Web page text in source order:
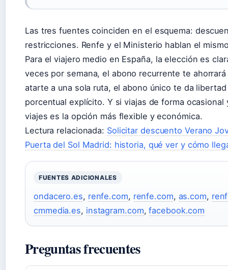
Las tres fuentes coinciden en el esquema:
restricciones. Renfe y el Ministerio hablan el
Para el viajero medio en España, la elección es
veces por semana, el abono recurrente te
atarte a una sola ruta, el abono único te da
porcentual explícito. Y si viajas de forma
viajes es la opción más flexible y económica.
Lectura relacionada: Solicitar descuento Verano
Puerta del Sol Madrid: historia, qué ver y cómo
FUENTES ADICIONALES
ondacero.es, renfe.com, renfe.com, as.com,
cmmedia.es, instagram.com,facebook.com
Preguntas frecuentes